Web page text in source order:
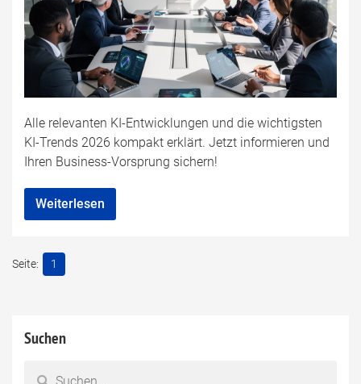
Alle relevanten KI-Entwicklungen und die wichtigsten
KI-Trends 2026 kompakt erklärt. Jetzt informieren und
Ihren Business-Vorsprung sichern!
Weiterlesen
1
Suchen